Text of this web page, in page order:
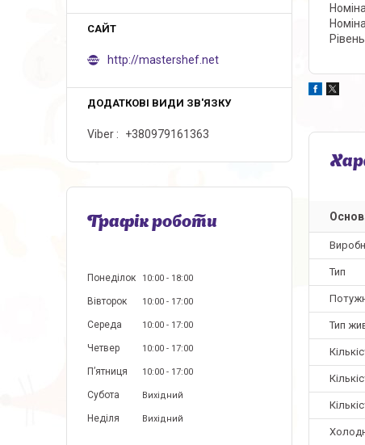
Тип
Тип
http://mastershef.net
Viber +380979161363
Графік роботи
Понеділок 10:00 18:00
Вівторок 10:00 17:00
Середа 10:00 17:00
Четвер 10:00 17:00
Пʼятниця 10:00 17:00
Субота Вихідний
Неділя Вихідний